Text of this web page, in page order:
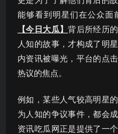
能够看到明星们在公众面
【今日大瓜】背后所经历
人知的故事，才构成了明
内资讯被曝光，平台的点
热议的焦点。
例如，某些人气较高明星
为人知的争议事件，都会
资讯吃瓜网正是提供了一